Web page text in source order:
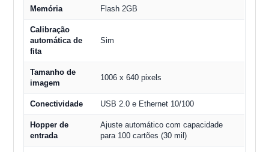
Memória Flash 2GB
Calibração
automática de
fita
Sim
Tamanho de
imagem
1006 x 640 pixels
Conectividade USB 2.0 e Ethernet 10/100
Hopper de
entrada
Ajuste automático com capacidade
para 100 cartões (30 mil)